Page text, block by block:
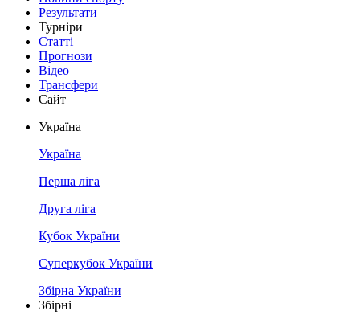
Результати
Турніри
Статті
Прогнози
Відео
Трансфери
Сайт
Україна
Україна
Перша ліга
Друга ліга
Кубок України
Суперкубок України
Збірна України
Збірні